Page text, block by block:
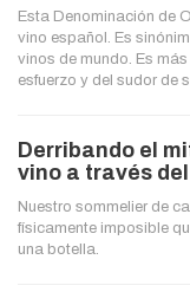
Esta Denominación de
vino español. Es
vinos de mundo. Es
esfuerzo y del sudor de
Derribando el
vino a través
Nuestro sommelier de
físicamente imposible
una botella.